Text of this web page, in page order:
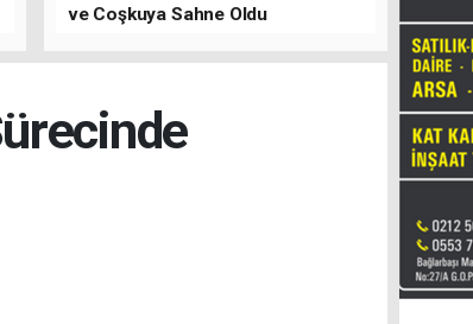
ve Coşkuya Sahne Oldu